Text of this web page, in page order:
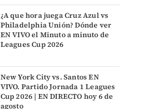
¿A que hora juega Cruz Azul vs
Philadelphia Unión? Dónde ver
EN VIVO el Minuto a minuto de
Leagues Cup 2026
New York City vs. Santos EN
VIVO. Partido Jornada 1 Leagues
Cup 2026 | EN DIRECTO hoy 6 de
agosto